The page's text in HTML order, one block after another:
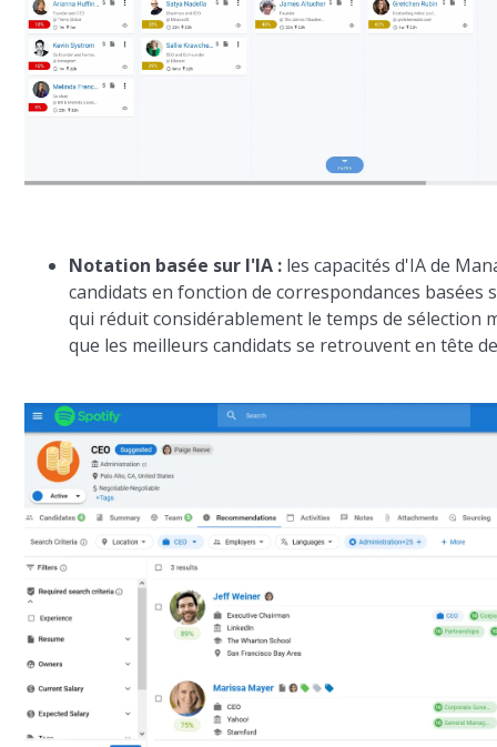
Notation basée sur l'IA : les capacités d'IA de
candidats en fonction de correspondances basées
qui réduit considérablement le temps de sélection
que les meilleurs candidats se retrouvent en tête